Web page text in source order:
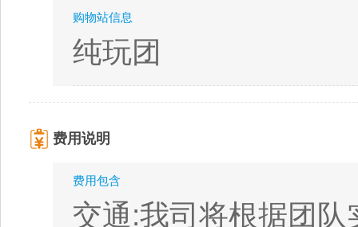
购物站信息
纯玩团
费用说明
费用包含
交通:我司将根据团